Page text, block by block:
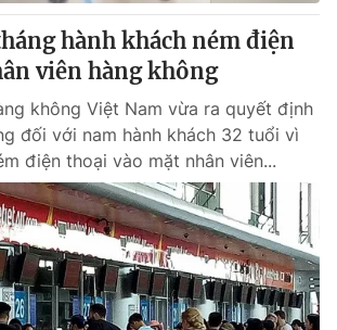
hành khách ném điện
viên hàng không
không Việt Nam vừa ra quyết định
đối với nam hành khách 32 tuổi vì
điện thoại vào mặt nhân viên...